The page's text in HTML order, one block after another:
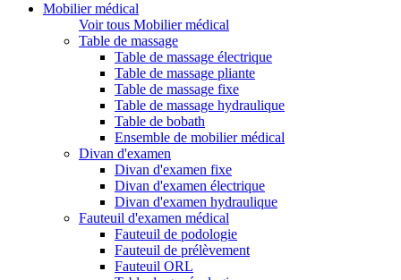
Mobilier médical
Voir tous Mobilier médical
Table de massage
Table de massage électrique
Table de massage pliante
Table de massage fixe
Table de massage hydraulique
Table de bobath
Ensemble de mobilier médical
Divan d'examen
Divan d'examen fixe
Divan d'examen électrique
Divan d'examen hydraulique
Fauteuil d'examen médical
Fauteuil de podologie
Fauteuil de prélèvement
Fauteuil ORL